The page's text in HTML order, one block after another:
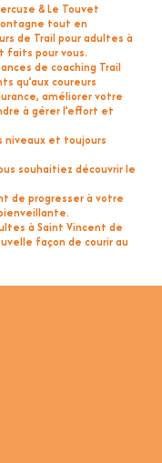
& Le Touvet
tout en
de Trail pour adultes à
faits pour vous.
de coaching Trail
qu’aux coureurs
améliorer votre
à gérer l’effort et
niveaux et toujours
souhaitiez découvrir le
de progresser à votre
à Saint Vincent de
façon de courir au